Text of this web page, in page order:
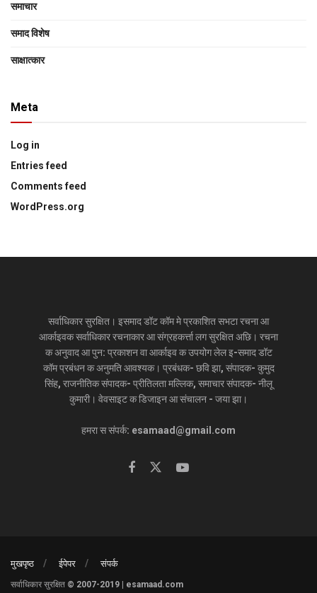
समाचार
समाद विशेष
साक्षात्‍कार
Meta
Log in
Entries feed
Comments feed
WordPress.org
सर्वाधिकार सुरक्षित। इसमाद डॉट कॉम मे प्रकाशित सभटा रचना आ
आर्काइवक सर्वाधिकार रचनाकार आ संग्रहकर्त्ता लग सुरक्षित अछि। रचना
क अनुवाद आ पुन: प्रकाशन वा आर्काइव क उपयोग लेल इ-समाद डॉट
कॉम प्रबंधन क अनुमति आवश्यक। प्रबंधक- छवि झा, संपादक- कुमुद
सिंह, राजनीतिक संपादक- प्रीतिलता मल्लिक, समाचार संपादक- नीलू
कुमारी। वेवसाइट क डिजाइन आ संचालन - जया झा।
हमरा स संपर्क: esamaad@gmail.com
मुखपृष्ठ ईपेपर संपर्क
सर्वाधिकार सुरक्षित © 2007-2019 | esamaad.com